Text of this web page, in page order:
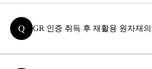
Q GR 인증 취득 후 재활용 원자재